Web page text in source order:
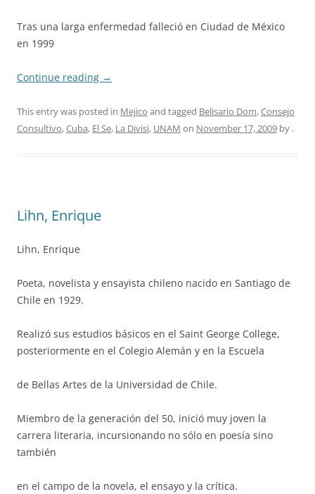
Tras una larga enfermedad falleció en Ciudad de México
en 1999
Continue reading →
This entry was posted in Mejico and tagged Belisario Dom,Consejo
Consultivo,Cuba, El Se, La Divisi, UNAM on November 17, 2009 by .
Lihn, Enrique
Lihn, Enrique
Poeta, novelista y ensayista chileno nacido en Santiago de
Chile en 1929.
Realizó sus estudios básicos en el Saint George College,
posteriormente en el Colegio Alemán y en la Escuela
de Bellas Artes de la Universidad de Chile.
Miembro de la generación del 50, inició muy joven la
carrera literaria, incursionando no sólo en poesía sino
también
en el campo de la novela, el ensayo y la crítica.